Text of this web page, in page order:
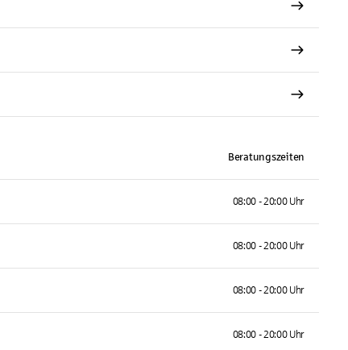
Beratungszeiten
08:00 - 20:00 Uhr
08:00 - 20:00 Uhr
08:00 - 20:00 Uhr
08:00 - 20:00 Uhr